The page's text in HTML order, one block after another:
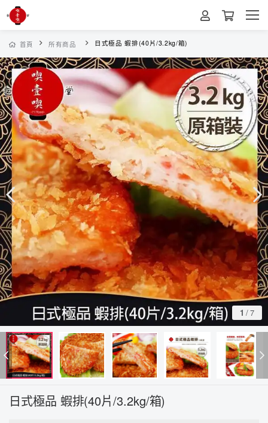
首頁 所有商品 日式極品 蝦排(40片/3.2kg/箱)
1 /7
日式極品 蝦排(40片/3.2kg/箱)